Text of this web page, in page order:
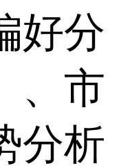
好分
、市
分析